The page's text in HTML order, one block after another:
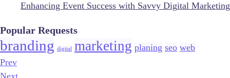
Enhancing Event Success with Savvy Digital Marketing
Popular Requests
branding digital marketing planing seo web
Prev
Next